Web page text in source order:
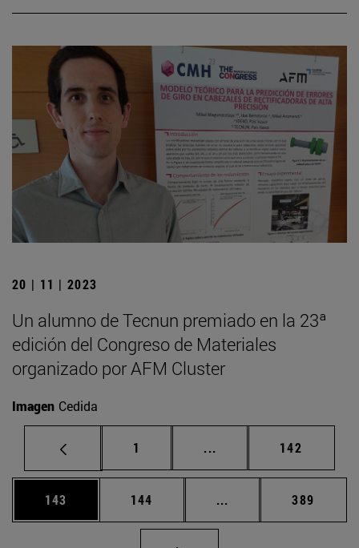
20 | 11 | 2023
Un alumno de Tecnun premiado en la 23ª
edición del Congreso de Materiales
organizado por AFM Cluster
Imagen Cedida
Página
1 ... Páginas intermedias
Página
142
Página
143 Página
144 ... Páginas intermedias
Página
389